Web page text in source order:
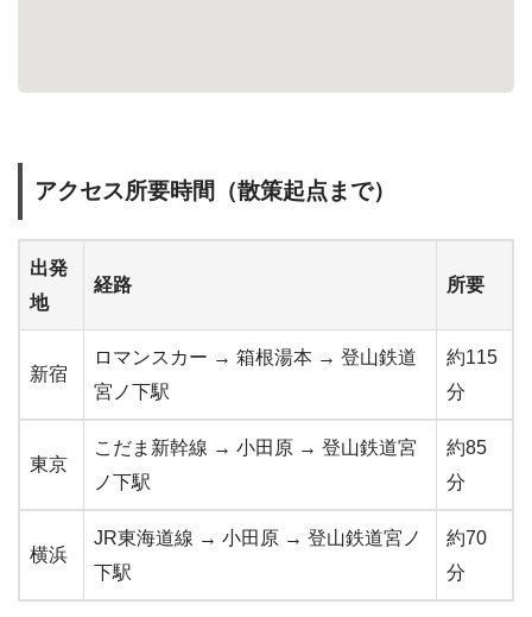
アクセス所要時間（散策起点まで）
出発
地
経路 所要
新宿
ロマンスカー → 箱根湯本 → 登山鉄道
宮ノ下駅
約115
分
東京
こだま新幹線 → 小田原 → 登山鉄道宮
ノ下駅
約85
分
横浜
JR東海道線 → 小田原 → 登山鉄道宮ノ
下駅
約70
分